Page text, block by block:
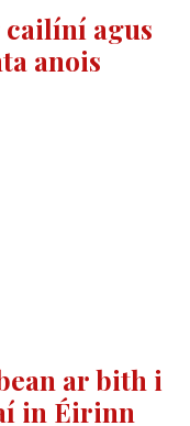
cailíní agus
anois
ar bith i
in Éirinn